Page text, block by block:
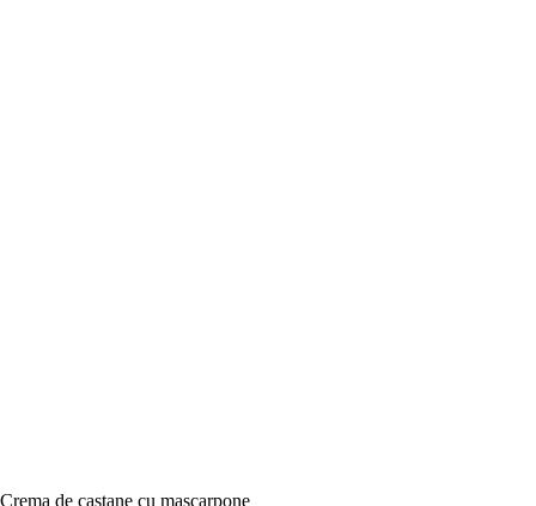
Crema de castane cu mascarpone